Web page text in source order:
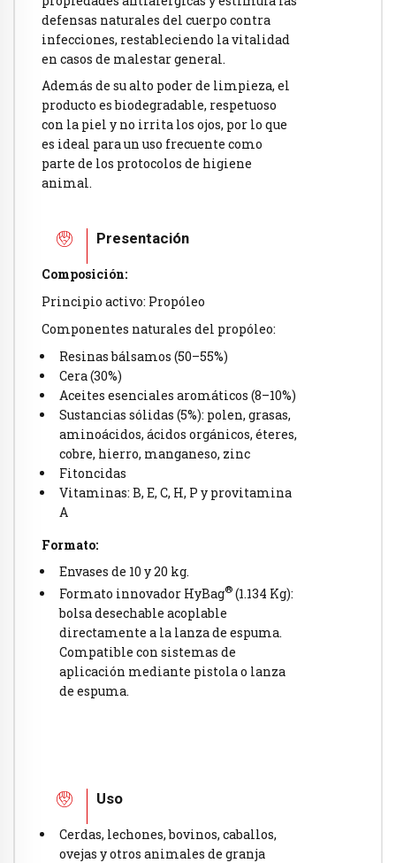
defensas naturales del cuerpo contra
infecciones, restableciendo la vitalidad
en casos de malestar general.
Además de su alto poder de limpieza, el
producto es biodegradable, respetuoso
con la piel y no irrita los ojos, por lo que
es ideal para un uso frecuente como
parte de los protocolos de higiene
animal.
Presentación
Composición:
Principio activo: Propóleo
Componentes naturales del propóleo:
Resinas bálsamos (50–55%)
Cera (30%)
Aceites esenciales aromáticos (8–10%)
Sustancias sólidas (5%): polen, grasas,
aminoácidos, ácidos orgánicos, éteres,
cobre, hierro, manganeso, zinc
Fitoncidas
Vitaminas: B, E, C, H, P y provitamina
A
Formato:
Envases de 10 y 20 kg.
Formato innovador HyBag® (1.134 Kg):
bolsa desechable acoplable
directamente a la lanza de espuma.
Compatible con sistemas de
aplicación mediante pistola o lanza
de espuma.
Uso
Cerdas, lechones, bovinos, caballos,
ovejas y otros animales de granja